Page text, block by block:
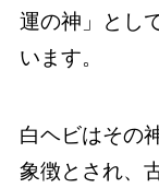
運の神」とし
います。
白ヘビはその
象徴とされ、